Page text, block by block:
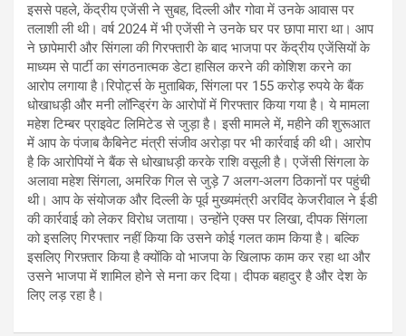
इससे पहले, केंद्रीय एजेंसी ने सुबह, दिल्ली और गोवा में उनके आवास पर
तलाशी ली थी। वर्ष 2024 में भी एजेंसी ने उनके घर पर छापा मारा था। आप
ने छापेमारी और सिंगला की गिरफ्तारी के बाद भाजपा पर केंद्रीय एजेंसियों के
माध्यम से पार्टी का संगठनात्मक डेटा हासिल करने की कोशिश करने का
आरोप लगाया है।रिपोर्ट्स के मुताबिक, सिंगला पर 155 करोड़ रुपये के बैंक
धोखाधड़ी और मनी लॉन्ड्रिंग के आरोपों में गिरफ्तार किया गया है। ये मामला
महेश टिम्बर प्राइवेट लिमिटेड से जुड़ा है। इसी मामले में, महीने की शुरूआत
में आप के पंजाब कैबिनेट मंत्री संजीव अरोड़ा पर भी कार्रवाई की थी। आरोप
है कि आरोपियों ने बैंक से धोखाधड़ी करके राशि वसूली है। एजेंसी सिंगला के
अलावा महेश सिंगला, अमरिक गिल से जुड़े 7 अलग-अलग ठिकानों पर पहुंची
थी। आप के संयोजक और दिल्ली के पूर्व मुख्यमंत्री अरविंद केजरीवाल ने ईडी
की कार्रवाई को लेकर विरोध जताया। उन्होंने एक्स पर लिखा, दीपक सिंगला
को इसलिए गिरफ्तार नहीं किया कि उसने कोई गलत काम किया है। बल्कि
इसलिए गिरफ़्तार किया है क्योंकि वो भाजपा के खिलाफ काम कर रहा था और
उसने भाजपा में शामिल होने से मना कर दिया। दीपक बहादुर है और देश के
लिए लड़ रहा है।